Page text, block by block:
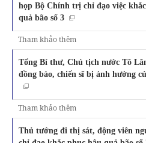
họp Bộ Chính trị chỉ đạo việc
quả bão số 3
Tham khảo thêm
Tổng Bí thư, Chủ tịch nước Tô
đồng bào, chiến sĩ bị ảnh hưởng
Tham khảo thêm
Thủ tướng đi thị sát, động viên